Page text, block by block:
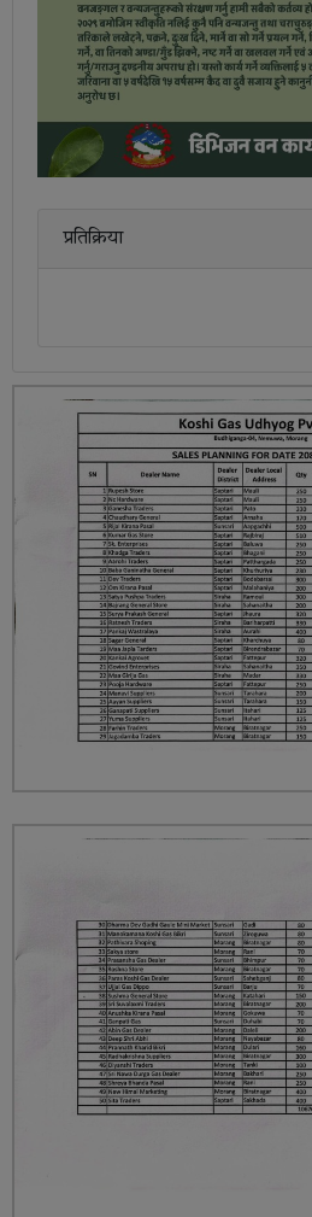
प्रतिक्रिया